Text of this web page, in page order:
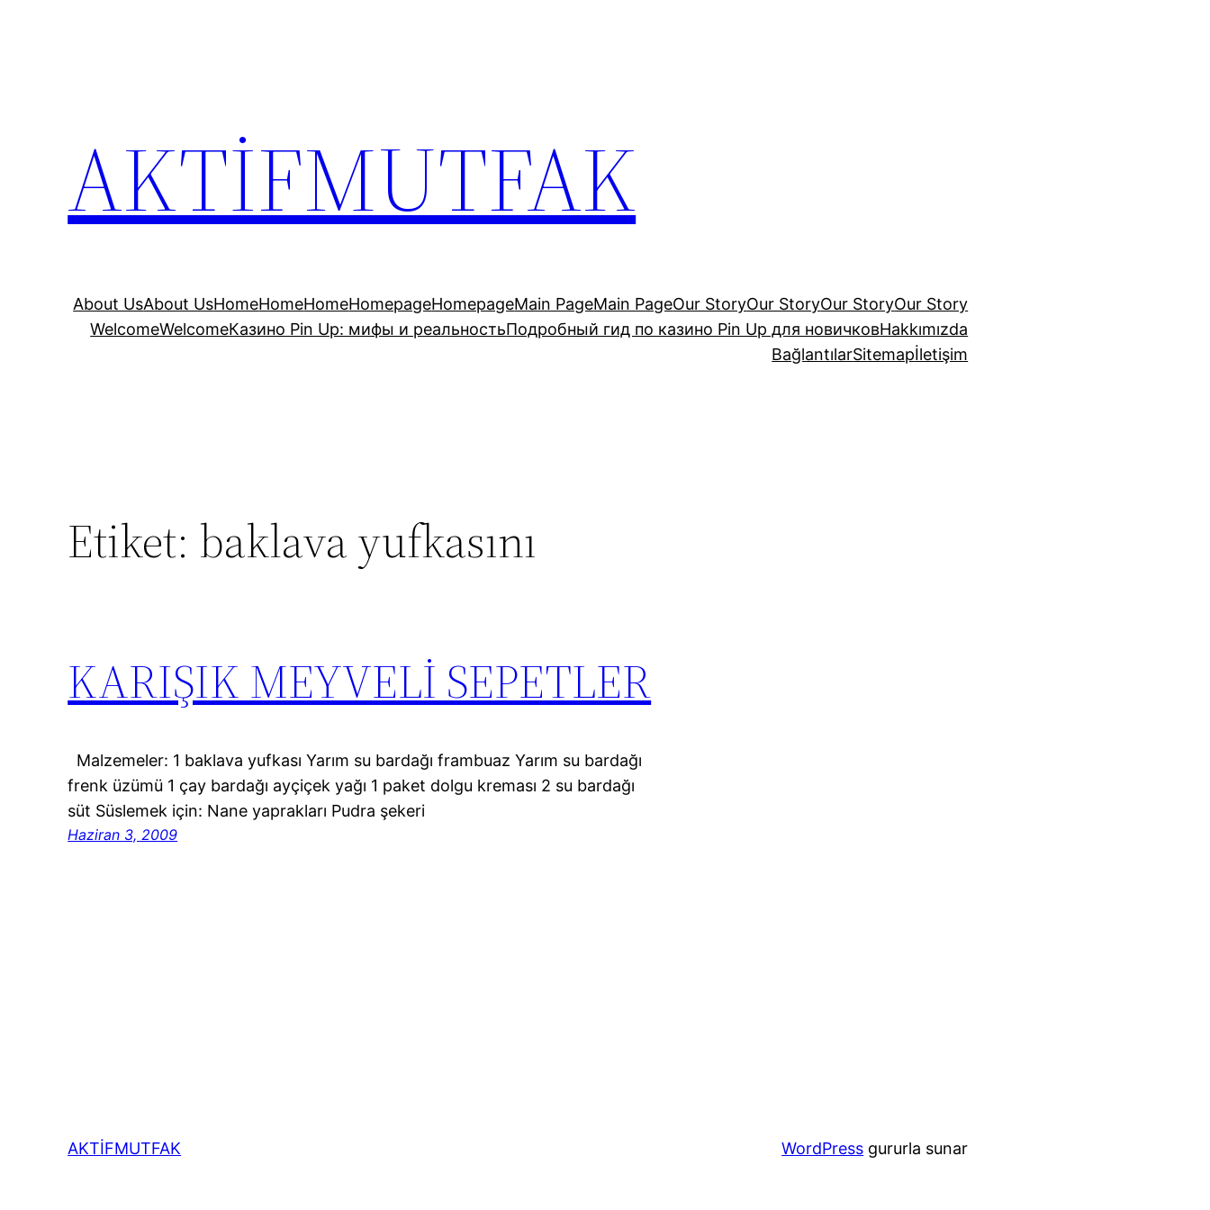
AKTİFMUTFAK
About UsAbout UsHomeHomeHomeHomepageHomepageMain PageMain PageOur StoryOur StoryOur StoryOur Story
WelcomeWelcomeКазино Pin Up: мифы и реальностьПодробный гид по казино Pin Up для новичковHakkımızda
BağlantılarSitemapİletişim
Etiket: baklava yufkasını
KARIŞIK MEYVELİ SEPETLER
Malzemeler: 1 baklava yufkası Yarım su bardağı frambuaz Yarım su bardağı
frenk üzümü 1 çay bardağı ayçiçek yağı 1 paket dolgu kreması 2 su bardağı
süt Süslemek için: Nane yaprakları Pudra şekeri
Haziran 3, 2009
AKTİFMUTFAK WordPress gururla sunar